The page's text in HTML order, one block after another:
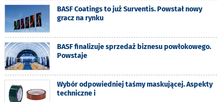
BASF Coatings to już Surventis. Powstał nowy
gracz na rynku
BASF finalizuje sprzedaż biznesu powłokowego.
Powstaje
Wybór odpowiedniej taśmy maskującej. Aspekty
techniczne i